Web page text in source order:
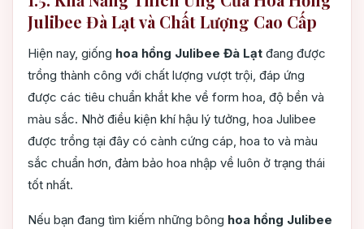
Julibee Đà Lạt và Chất Lượng Cao Cấp
Hiện nay, giống hoa hồng Julibee Đà Lạt đang được
trồng thành công với chất lượng vượt trội, đáp ứng
được các tiêu chuẩn khắt khe về form hoa, độ bền và
màu sắc. Nhờ điều kiện khí hậu lý tưởng, hoa Julibee
được trồng tại đây có cành cứng cáp, hoa to và màu
sắc chuẩn hơn, đảm bảo hoa nhập về luôn ở trạng thái
tốt nhất.
Nếu bạn đang tìm kiếm những bông hoa hồng Julibee